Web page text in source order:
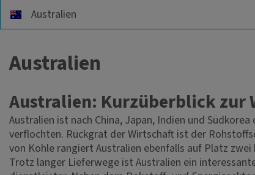
Australien
Australien: Kurzüberblick zur
Australien ist nach China, Japan, Indien und
verflochten. Rückgrat der Wirtschaft ist der
von Kohle rangiert Australien ebenfalls auf Platz
Trotz langer Lieferwege ist Australien ein